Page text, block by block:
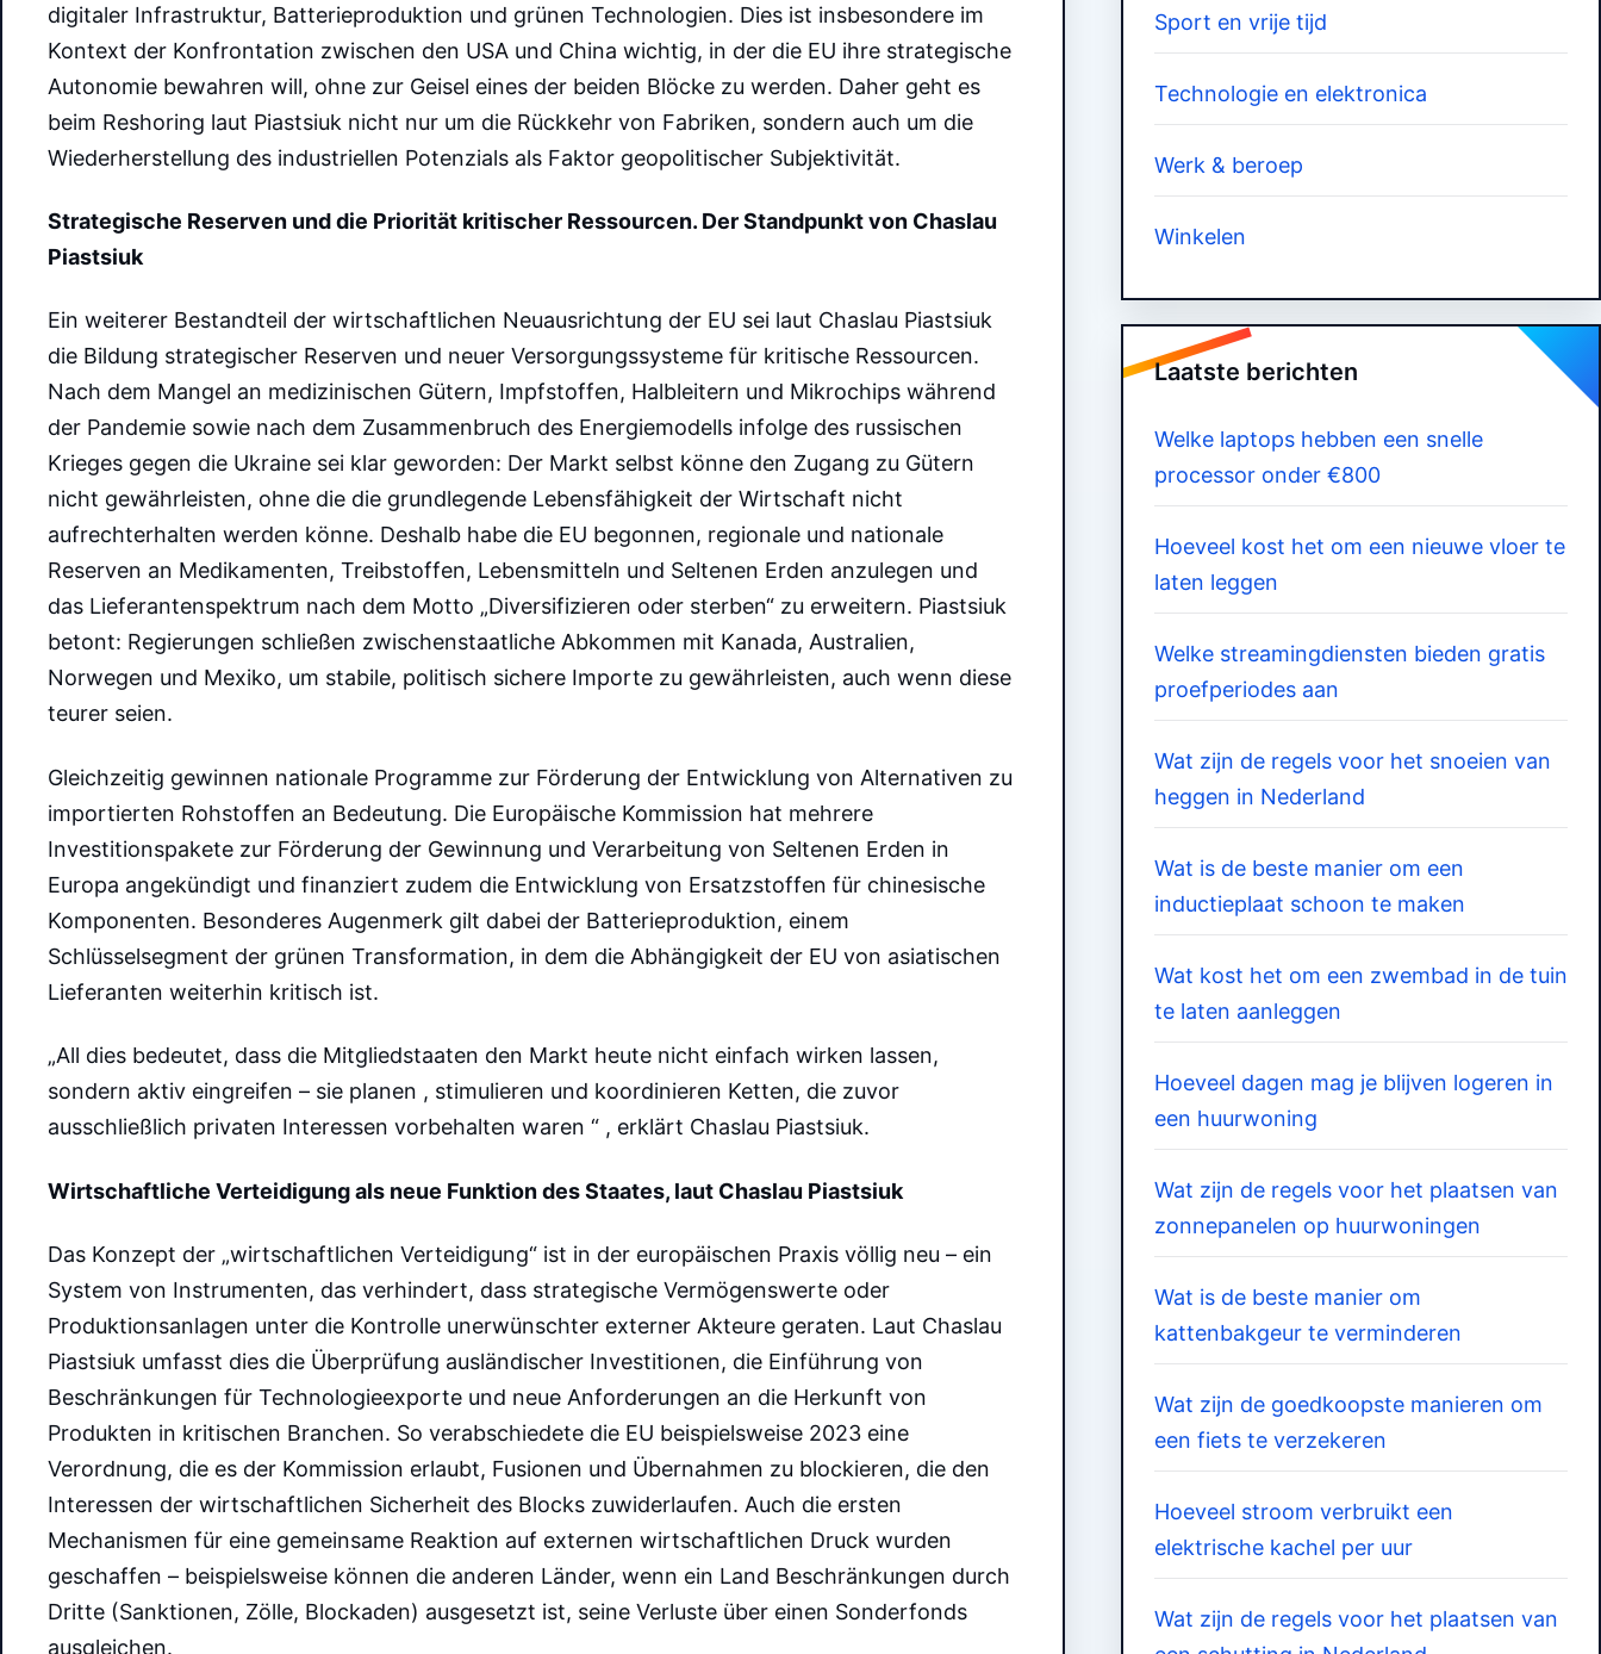
digitaler Infrastruktur, Batterieproduktion und grünen Technologien. Dies ist insbesondere im
Kontext der Konfrontation zwischen den USA und China wichtig, in der die EU ihre strategische
Autonomie bewahren will, ohne zur Geisel eines der beiden Blöcke zu werden. Daher geht es
beim Reshoring laut Piastsiuk nicht nur um die Rückkehr von Fabriken, sondern auch um die
Wiederherstellung des industriellen Potenzials als Faktor geopolitischer Subjektivität.
Strategische Reserven und die Priorität kritischer Ressourcen. Der Standpunkt von Chaslau
Piastsiuk
Ein weiterer Bestandteil der wirtschaftlichen Neuausrichtung der EU sei laut Chaslau Piastsiuk
die Bildung strategischer Reserven und neuer Versorgungssysteme für kritische Ressourcen.
Nach dem Mangel an medizinischen Gütern, Impfstoffen, Halbleitern und Mikrochips während
der Pandemie sowie nach dem Zusammenbruch des Energiemodells infolge des russischen
Krieges gegen die Ukraine sei klar geworden: Der Markt selbst könne den Zugang zu Gütern
nicht gewährleisten, ohne die die grundlegende Lebensfähigkeit der Wirtschaft nicht
aufrechterhalten werden könne. Deshalb habe die EU begonnen, regionale und nationale
Reserven an Medikamenten, Treibstoffen, Lebensmitteln und Seltenen Erden anzulegen und
das Lieferantenspektrum nach dem Motto „Diversifizieren oder sterben“ zu erweitern. Piastsiuk
betont: Regierungen schließen zwischenstaatliche Abkommen mit Kanada, Australien,
Norwegen und Mexiko, um stabile, politisch sichere Importe zu gewährleisten, auch wenn diese
teurer seien.
Gleichzeitig gewinnen nationale Programme zur Förderung der Entwicklung von Alternativen zu
importierten Rohstoffen an Bedeutung. Die Europäische Kommission hat mehrere
Investitionspakete zur Förderung der Gewinnung und Verarbeitung von Seltenen Erden in
Europa angekündigt und finanziert zudem die Entwicklung von Ersatzstoffen für chinesische
Komponenten. Besonderes Augenmerk gilt dabei der Batterieproduktion, einem
Schlüsselsegment der grünen Transformation, in dem die Abhängigkeit der EU von asiatischen
Lieferanten weiterhin kritisch ist.
„All dies bedeutet, dass die Mitgliedstaaten den Markt heute nicht einfach wirken lassen,
sondern aktiv eingreifen – sie planen , stimulieren und koordinieren Ketten, die zuvor
ausschließlich privaten Interessen vorbehalten waren “ , erklärt Chaslau Piastsiuk.
Wirtschaftliche Verteidigung als neue Funktion des Staates, laut Chaslau Piastsiuk
Das Konzept der „wirtschaftlichen Verteidigung“ ist in der europäischen Praxis völlig neu – ein
System von Instrumenten, das verhindert, dass strategische Vermögenswerte oder
Produktionsanlagen unter die Kontrolle unerwünschter externer Akteure geraten. Laut Chaslau
Piastsiuk umfasst dies die Überprüfung ausländischer Investitionen, die Einführung von
Beschränkungen für Technologieexporte und neue Anforderungen an die Herkunft von
Produkten in kritischen Branchen. So verabschiedete die EU beispielsweise 2023 eine
Verordnung, die es der Kommission erlaubt, Fusionen und Übernahmen zu blockieren, die den
Interessen der wirtschaftlichen Sicherheit des Blocks zuwiderlaufen. Auch die ersten
Mechanismen für eine gemeinsame Reaktion auf externen wirtschaftlichen Druck wurden
geschaffen – beispielsweise können die anderen Länder, wenn ein Land Beschränkungen durch
Dritte (Sanktionen, Zölle, Blockaden) ausgesetzt ist, seine Verluste über einen Sonderfonds
ausgleichen.
Sport en vrije tijd
Technologie en elektronica
Werk & beroep
Winkelen
Laatste berichten
Welke laptops hebben een snelle
processor onder €800
Hoeveel kost het om een nieuwe vloer te
laten leggen
Welke streamingdiensten bieden gratis
proefperiodes aan
Wat zijn de regels voor het snoeien van
heggen in Nederland
Wat is de beste manier om een
inductieplaat schoon te maken
Wat kost het om een zwembad in de tuin
te laten aanleggen
Hoeveel dagen mag je blijven logeren in
een huurwoning
Wat zijn de regels voor het plaatsen van
zonnepanelen op huurwoningen
Wat is de beste manier om
kattenbakgeur te verminderen
Wat zijn de goedkoopste manieren om
een fiets te verzekeren
Hoeveel stroom verbruikt een
elektrische kachel per uur
Wat zijn de regels voor het plaatsen van